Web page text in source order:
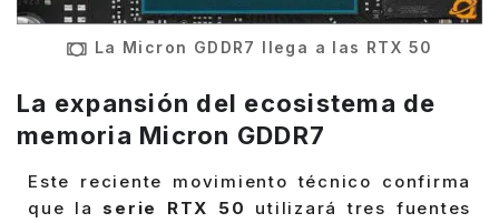
La Micron GDDR7 llega a las RTX 50
La expansión del ecosistema de
memoria Micron GDDR7
Este reciente movimiento técnico confirma
que la serie RTX 50
utilizará tres fuentes